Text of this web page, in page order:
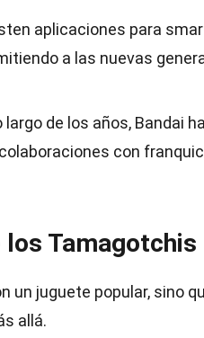
aplicaciones para
a las nuevas
largo de los años, Bandai
con
Tamagotchis
un juguete popular, sino
allá.